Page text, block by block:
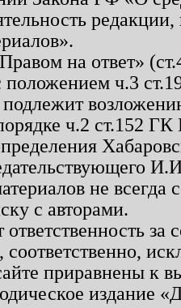
на ответ»
положением ч.3
подлежит
ч.2 ст.152
не
с авторами.
ответственность
соответственно,
приравнены к
издание